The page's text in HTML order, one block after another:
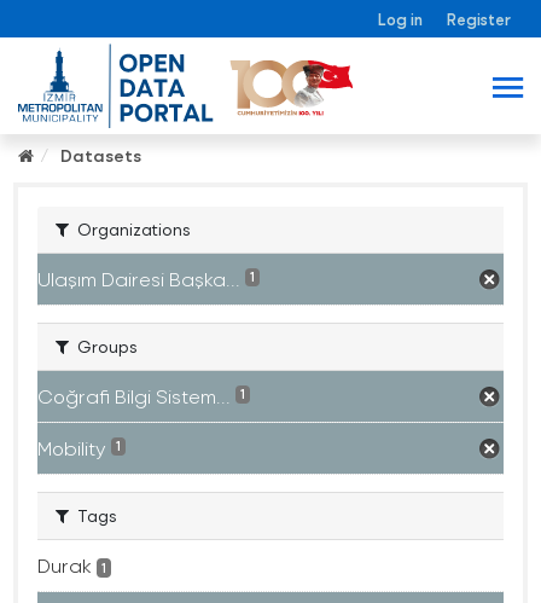
Log in Register
Datasets
Organizations
Ulaşım Dairesi Başka... 1
Groups
Coğrafi Bilgi Sistem... 1
Mobility 1
Tags
Durak 1